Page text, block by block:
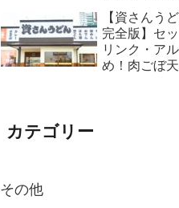
【資さんう
完全版】セ
リンク・ア
め！肉ごぼ
カテゴリー
その他